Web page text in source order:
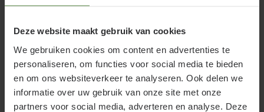
Deze website maakt gebruik van cookies
We gebruiken cookies om content en advertenties te
personaliseren, om functies voor social media te bieden
en om ons websiteverkeer te analyseren. Ook delen we
informatie over uw gebruik van onze site met onze
partners voor social media, adverteren en analyse. Deze
Maximale tussenruimte 60 cm
Artikelcode 87-4671